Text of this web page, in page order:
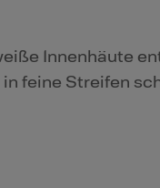
Innenhäute
feine Streifen